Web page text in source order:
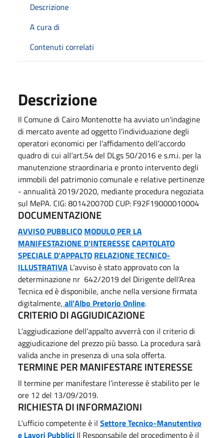
Descrizione
A cura di
Contenuti correlati
Descrizione
Il Comune di Cairo Montenotte ha avviato un'indagine
di mercato avente ad oggetto l’individuazione degli
operatori economici per l’affidamento dell’accordo
quadro di cui all’art.54 del DLgs 50/2016 e s.m.i. per la
manutenzione straordinaria e pronto intervento degli
immobili del patrimonio comunale e relative pertinenze
- annualità 2019/2020, mediante procedura negoziata
sul MePA. CIG: 801420070D CUP: F92F19000010004
DOCUMENTAZIONE
AVVISO PUBBLICO MODULO PER LA
MANIFESTAZIONE D'INTERESSECAPITOLATO
SPECIALE D'APPALTO RELAZIONE TECNICO-
ILLUSTRATIVA L'avviso è stato approvato con la
determinazione nr 642/2019 del Dirigente dell'Area
Tecnica ed è disponibile, anche nella versione firmata
digitalmente, all'Albo Pretorio Online.
CRITERIO DI AGGIUDICAZIONE
L’aggiudicazione dell’appalto avverrà con il criterio di
aggiudicazione del prezzo più basso. La procedura sarà
valida anche in presenza di una sola offerta.
TERMINE PER MANIFESTARE INTERESSE
Il termine per manifestare l’interesse è stabilito per le
ore 12 del 13/09/2019.
RICHIESTA DI INFORMAZIONI
L'ufficio competente è il Settore Tecnico-Manutentivo
e Lavori Pubblici Il Responsabile del procedimento è il